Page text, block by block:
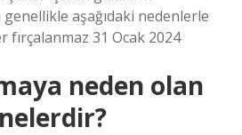
genellikle aşağıdaki nedenlerle
fırçalanmaz 31 Ocak 2024
neden olan